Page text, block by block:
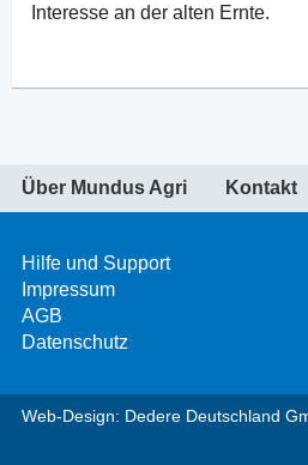
Interesse an der alten Ernte.
Über Mundus Agri Kontakt
Hilfe und Support
Impressum
AGB
Datenschutz
Web-Design: Dedere Deutschland